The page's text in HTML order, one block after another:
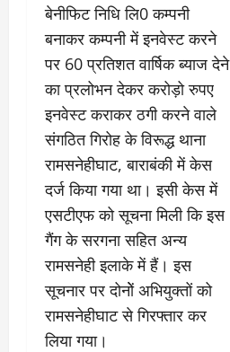
बेनीफिट निधि लि0 कम्पनी
बनाकर कम्पनी में इनवेस्ट करने
पर 60 प्रतिशत वार्षिक ब्याज देने
का प्रलोभन देकर करोड़ो रुपए
इनवेस्ट कराकर ठगी करने वाले
संगठित गिरोह के विरूद्ध थाना
रामसनेहीघाट, बाराबंकी में केस
दर्ज किया गया था। इसी केस में
एसटीएफ को सूचना मिली कि इस
गैंग के सरगना सहित अन्य
रामसनेही इलाके में हैं। इस
सूचनार पर दोनोें अभियुक्तों को
रामसनेहीघाट से गिरफ्तार कर
लिया गया।